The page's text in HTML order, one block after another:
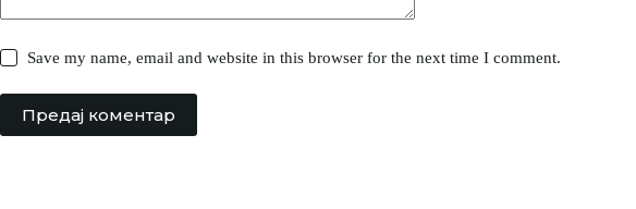
Save my name, email and website in this browser for the next time I comment.
Предај коментар